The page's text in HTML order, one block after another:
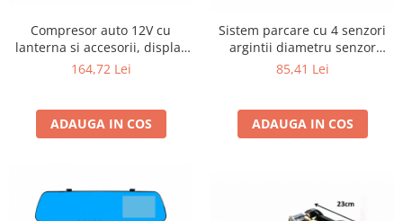
Compresor auto 12V cu
lanterna si accesorii, display
de control 8 bar
164,72 Lei
ADAUGA IN COS
Sistem parcare cu 4 senzori
argintii diametru senzor
18.5mm alarma display led
85,41 Lei
ADAUGA IN COS